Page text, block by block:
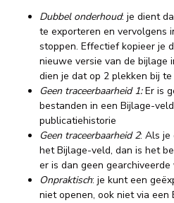
Dubbel onderhoud: je dient
te exporteren en vervolgens
stoppen. Effectief kopieer je
nieuwe versie van de bijlage
dien je dat op 2 plekken bij
Geen traceerbaarheid 1:Er is
bestanden in een Bijlage-
publicatiehistorie
Geen traceerbaarheid 2: Als je
het Bijlage-veld, dan is het
er is dan geen gearchiveerde
Onpraktisch: je kunt een
niet openen, ook niet via een